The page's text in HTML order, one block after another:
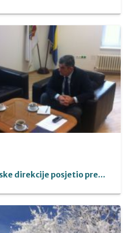
direkcije posjetio pre...